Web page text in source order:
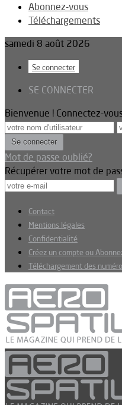
Abonnez-vous
Téléchargements
samedi 8 août 2026
Se connecter
SE CONNECTER
Bienvenue ! Connectez-
Mot de passe oublié?
Récupérer votre mot de
Contact
Mentions légales
Confidentialité
Créez un compte ou
Téléchargement des